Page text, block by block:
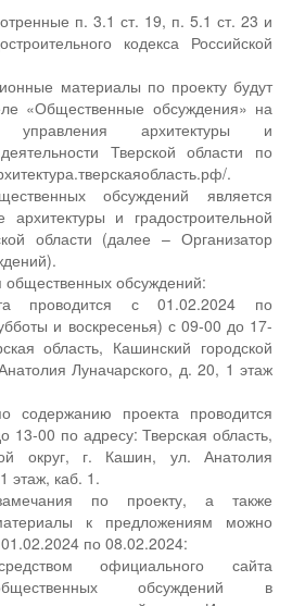
п. 3.1 ст. 19, п. 5.1 ст. 23 и
кодекса Российской
материалы по проекту будут
«Общественные обсуждения» на
управления архитектуры и
Тверской области по
.
обсуждений является
архитектуры и градостроительной
области (далее – Организатор
общественных обсуждений:
проводится с 01.02.2024 по
и воскресенья) с 09-00 до 17-
область, Кашинский городской
Луначарского, д. 20, 1 этаж
содержанию проекта проводится
13-00 по адресу: Тверская область,
округ, г. Кашин, ул. Анатолия
этаж, каб. 1.
по проекту, а также
к предложениям можно
по 08.02.2024:
официального сайта
обсуждений в